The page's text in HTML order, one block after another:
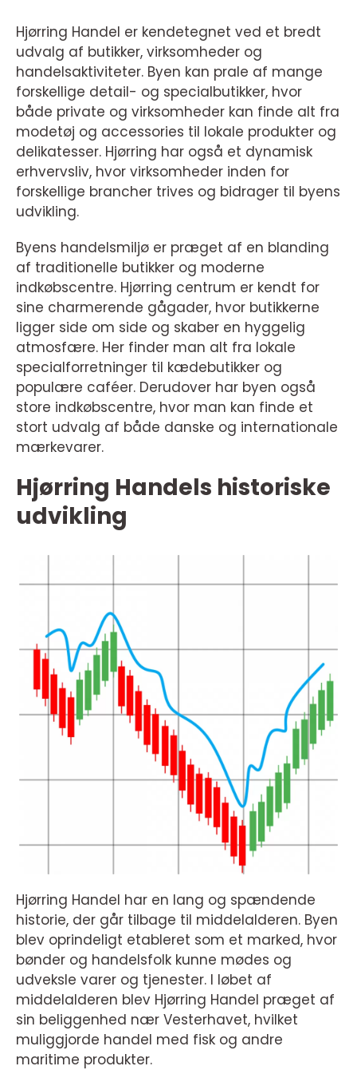
Hjørring Handel er kendetegnet ved et bredt
udvalg af butikker, virksomheder og
handelsaktiviteter. Byen kan prale af mange
forskellige detail- og specialbutikker, hvor
både private og virksomheder kan finde alt fra
modetøj og accessories til lokale produkter og
delikatesser. Hjørring har også et dynamisk
erhvervsliv, hvor virksomheder inden for
forskellige brancher trives og bidrager til byens
udvikling.
Byens handelsmiljø er præget af en blanding
af traditionelle butikker og moderne
indkøbscentre. Hjørring centrum er kendt for
sine charmerende gågader, hvor butikkerne
ligger side om side og skaber en hyggelig
atmosfære. Her finder man alt fra lokale
specialforretninger til kædebutikker og
populære caféer. Derudover har byen også
store indkøbscentre, hvor man kan finde et
stort udvalg af både danske og internationale
mærkevarer.
Hjørring Handels historiske
udvikling
Hjørring Handel har en lang og spændende
historie, der går tilbage til middelalderen. Byen
blev oprindeligt etableret som et marked, hvor
bønder og handelsfolk kunne mødes og
udveksle varer og tjenester. I løbet af
middelalderen blev Hjørring Handel præget af
sin beliggenhed nær Vesterhavet, hvilket
muliggjorde handel med fisk og andre
maritime produkter.